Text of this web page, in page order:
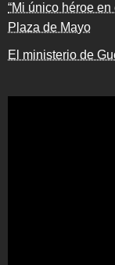
“Mi único héroe
Plaza de Mayo
El ministerio de